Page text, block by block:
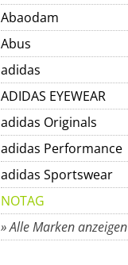
Abaodam
Abus
adidas
ADIDAS EYEWEAR
adidas Originals
adidas Performance
adidas Sportswear
NOTAG
» Alle Marken anzeigen